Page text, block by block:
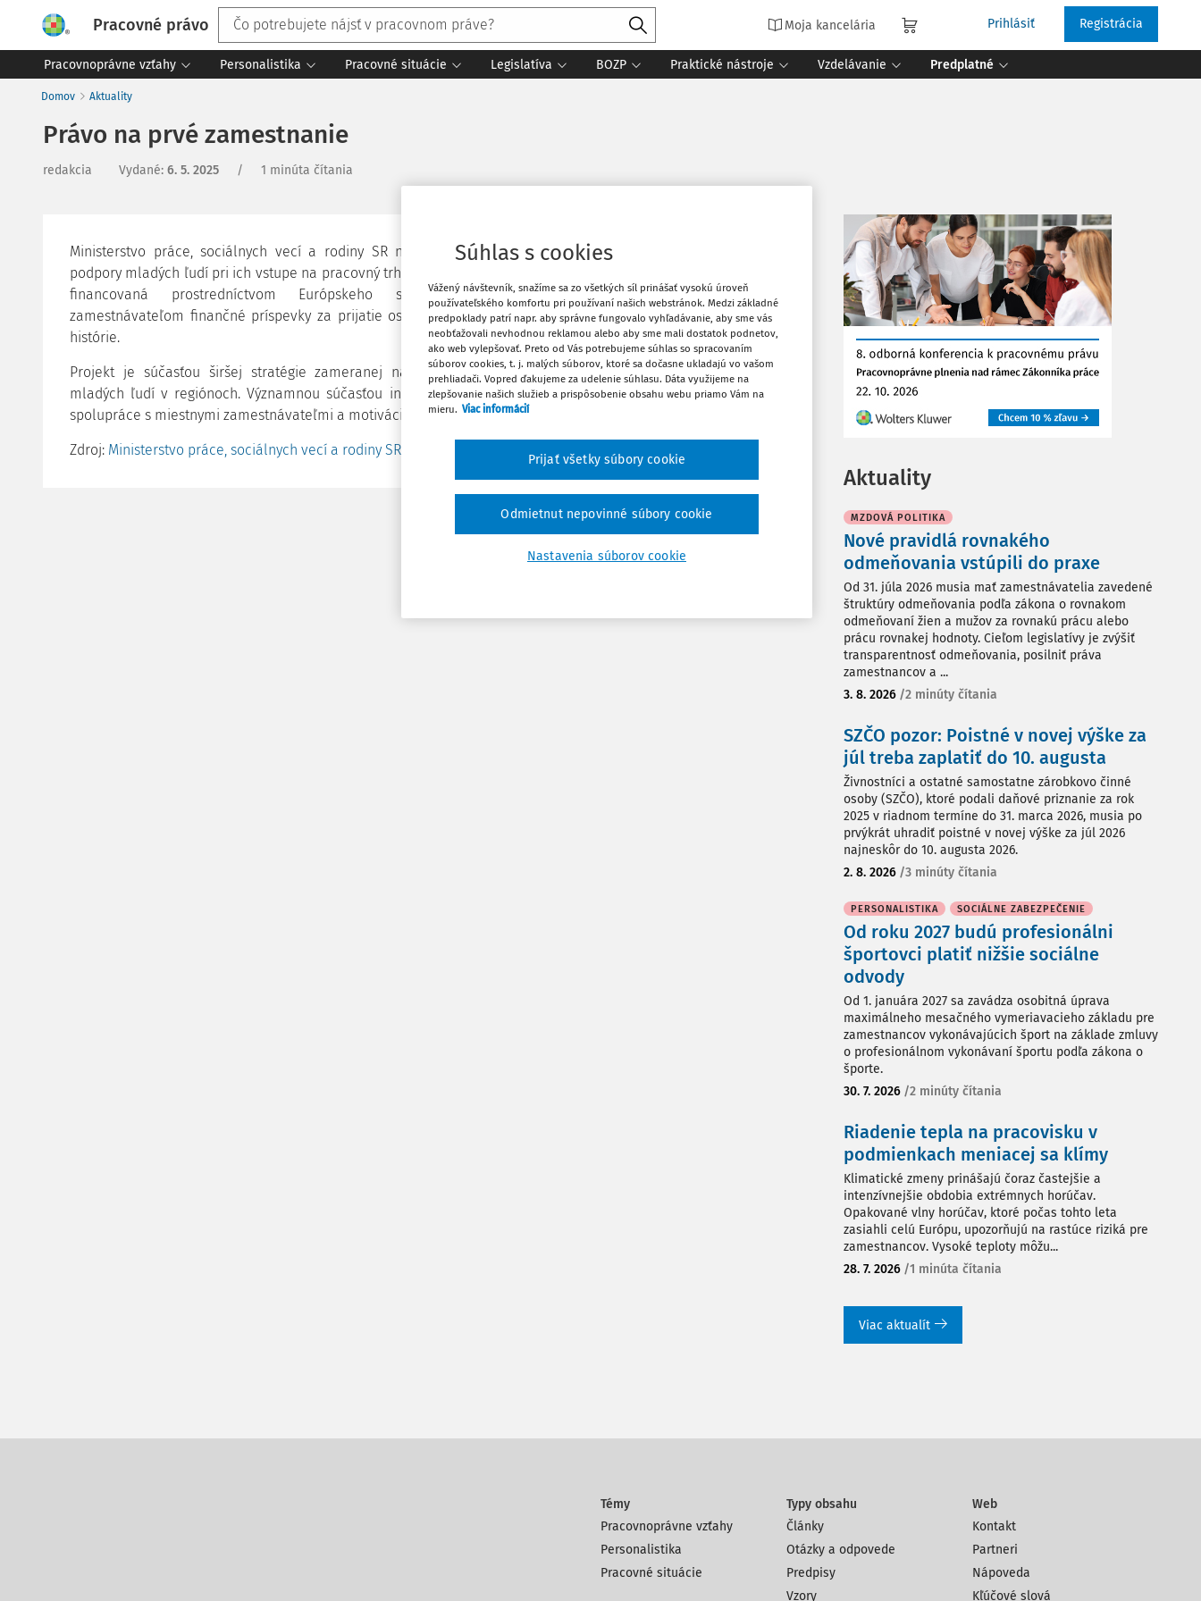
Pracovné právo Moja kancelária Prihlásiť Registrácia
Pracovnoprávne vzťahy Personalistika Pracovné situácie Legislatíva BOZP Praktické nástroje Vzdelávanie Predplatné
Domov Aktuality
Právo na prvé zamestnanie
redakcia Vydané: 6. 5. 2025 / 1 minúta čítania
Ministerstvo práce, sociálnych vecí a rodiny SR na Sviatok práce oznámilo novú etapu
podpory mladých ľudí pri ich vstupe na pracovný trh. Iniciatíva Právo na prvé zamestnanie II,
financovaná prostredníctvom Európskeho sociálneho fondu plus, poskytuje
zamestnávateľom finančné príspevky za prijatie osôb do 30 rokov bez výraznej pracovnej
histórie.
Projekt je súčasťou širšej stratégie zameranej na zlepšenie zamestnanosti a udržanie
mladých ľudí v regiónoch. Významnou súčasťou iniciatívy sú aj aktívne zapojenie obcí do
spolupráce s miestnymi zamestnávateľmi a motivácia mladých k účasti na projekte.
Zdroj: Ministerstvo práce, sociálnych vecí a rodiny SR
Obľúbené
Zdieľať
Aktuality
MZDOVÁ POLITIKA
Nové pravidlá rovnakého
odmeňovania vstúpili do praxe
Od 31. júla 2026 musia mať zamestnávatelia zavedené
štruktúry odmeňovania podľa zákona o rovnakom
odmeňovaní žien a mužov za rovnakú prácu alebo
prácu rovnakej hodnoty. Cieľom legislatívy je zvýšiť
transparentnosť odmeňovania, posilniť práva
zamestnancov a ...
3. 8. 2026 /2 minúty čítania
SZČO pozor: Poistné v novej výške za
júl treba zaplatiť do 10. augusta
Živnostníci a ostatné samostatne zárobkovo činné
osoby (SZČO), ktoré podali daňové priznanie za rok
2025 v riadnom termíne do 31. marca 2026, musia po
prvýkrát uhradiť poistné v novej výške za júl 2026
najneskôr do 10. augusta 2026.
2. 8. 2026 /3 minúty čítania
PERSONALISTIKA SOCIÁLNE ZABEZPEČENIE
Od roku 2027 budú profesionálni
športovci platiť nižšie sociálne
odvody
Od 1. januára 2027 sa zavádza osobitná úprava
maximálneho mesačného vymeriavacieho základu pre
zamestnancov vykonávajúcich šport na základe zmluvy
o profesionálnom vykonávaní športu podľa zákona o
športe.
30. 7. 2026 /2 minúty čítania
Riadenie tepla na pracovisku v
podmienkach meniacej sa klímy
Klimatické zmeny prinášajú čoraz častejšie a
intenzívnejšie obdobia extrémnych horúčav.
Opakované vlny horúčav, ktoré počas tohto leta
zasiahli celú Európu, upozorňujú na rastúce riziká pre
zamestnancov. Vysoké teploty môžu...
28. 7. 2026 /1 minúta čítania
Viac aktualít
Témy
Pracovnoprávne vzťahy
Personalistika
Pracovné situácie
Typy obsahu
Články
Otázky a odpovede
Predpisy
Vzory
Web
Kontakt
Partneri
Nápoveda
Kľúčové slová
Súhlas s cookies
Vážený návštevník, snažíme sa zo všetkých síl prinášať vysokú úroveň
používateľského komfortu pri používaní našich webstránok. Medzi základné
predpoklady patrí napr. aby správne fungovalo vyhľadávanie, aby sme vás
neobťažovali nevhodnou reklamou alebo aby sme mali dostatok podnetov,
ako web vylepšovať. Preto od Vás potrebujeme súhlas so spracovaním
súborov cookies, t. j. malých súborov, ktoré sa dočasne ukladajú vo vašom
prehliadači. Vopred ďakujeme za udelenie súhlasu. Dáta využijeme na
zlepšovanie našich služieb a prispôsobenie obsahu webu priamo Vám na
mieru. Viac informácií
Nastavenia súborov cookie
Odmietnut nepovinné súbory cookie
Prijať všetky súbory cookie